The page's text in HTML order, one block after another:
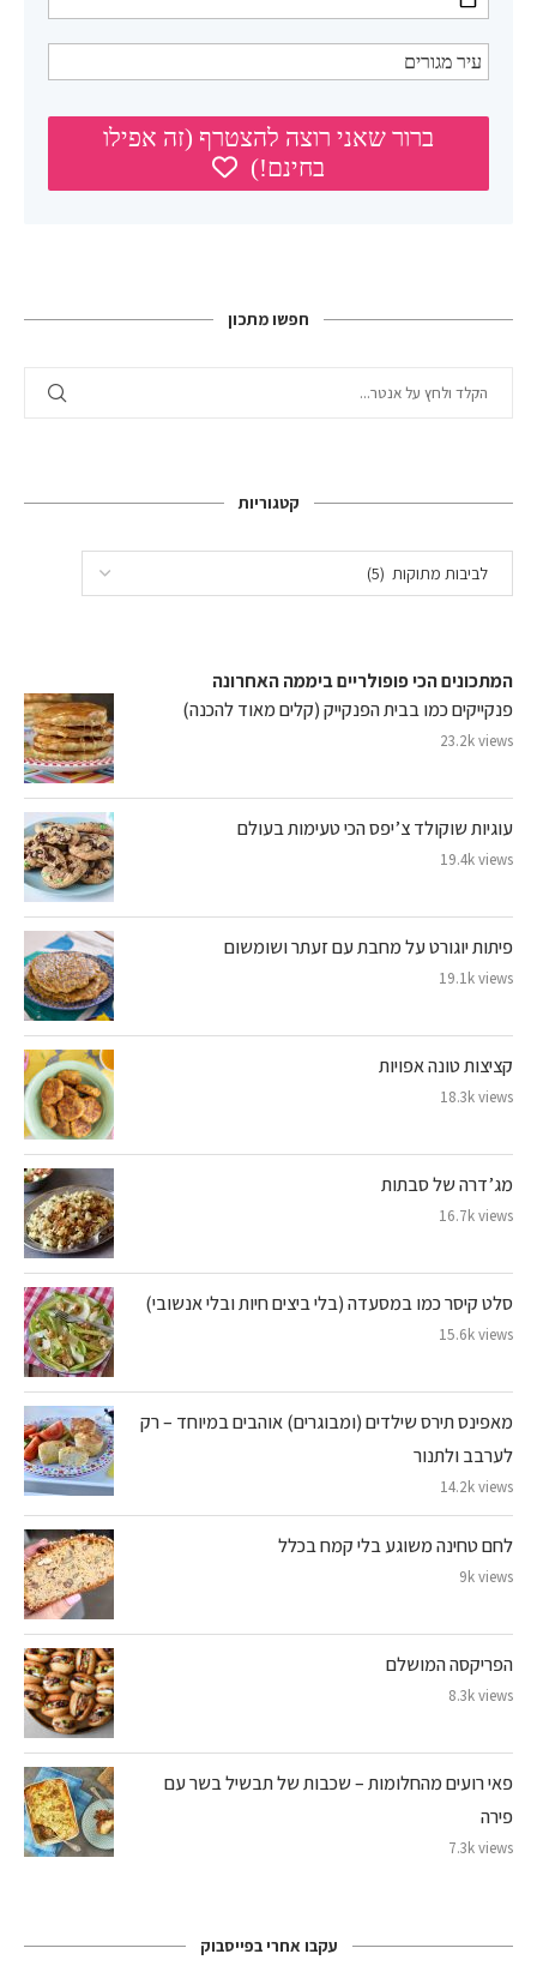
חפשו מתכון
קטגוריות
המתכונים הכי פופולריים ביממה האחרונה
פנקייקים כמו בבית הפנקייק (קלים מאוד להכנה)
23.2k views
עוגיות שוקולד צ’יפס הכי טעימות בעולם
19.4k views
פיתות יוגורט על מחבת עם זעתר ושומשום
19.1k views
קציצות טונה אפויות
18.3k views
מג’דרה של סבתות
16.7k views
סלט קיסר כמו במסעדה (בלי ביצים חיות ובלי אנשובי)
15.6k views
מאפינס תירס שילדים (ומבוגרים) אוהבים במיוחד – רק
לערבב ולתנור
14.2k views
לחם טחינה משוגע בלי קמח בכלל
9k views
הפריקסה המושלם
8.3k views
פאי רועים מהחלומות – שכבות של תבשיל בשר עם
פירה
7.3k views
עקבו אחרי בפייסבוק